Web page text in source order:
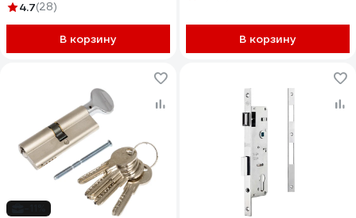
никель, 5 кл. 25567
4.7(28)
В корзину В корзину